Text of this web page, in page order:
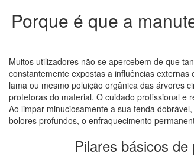
Porque é que a
Muitos utilizadores não se apercebem de que
constantemente expostas a influências
lama ou mesmo poluição orgânica das árvores
protetoras do material. O cuidado profissional e
Ao limpar minuciosamente a sua tenda
bolores profundos, o enfraquecimento
Pilares básicos